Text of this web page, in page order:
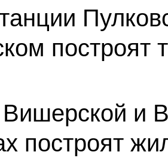
построят
Вишерской и
построят